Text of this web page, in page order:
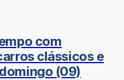
com
clássicos e
(09)